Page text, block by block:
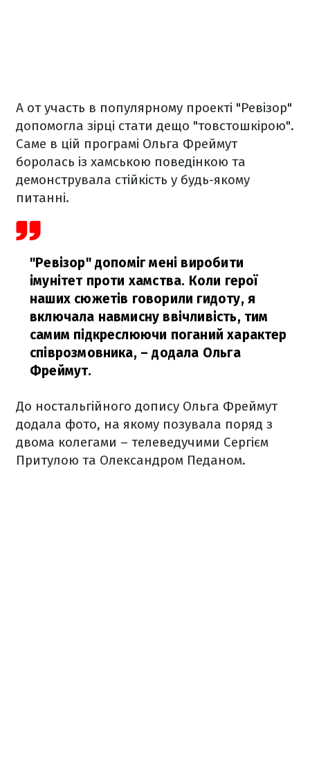
А от участь в популярному проекті "Ревізор"
допомогла зірці стати дещо "товстошкірою".
Саме в цій програмі Ольга Фреймут
боролась із хамською поведінкою та
демонструвала стійкість у будь-якому
питанні.
"Ревізор" допоміг мені виробити
імунітет проти хамства. Коли герої
наших сюжетів говорили гидоту, я
включала навмисну ​​ввічливість, тим
самим підкреслюючи поганий характер
співрозмовника, – додала Ольга
Фреймут.
До ностальгійного допису Ольга Фреймут
додала фото, на якому позувала поряд з
двома колегами – телеведучими Сергієм
Притулою та Олександром Педаном.